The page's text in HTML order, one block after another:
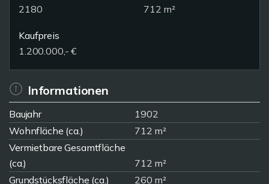
2180
712 m²
Kaufpreis
1.200.000,- €
Informationen
Baujahr
1902
Wohnfläche (ca.)
712 m²
Vermietbare Gesamtfläche
(ca.)
712 m²
Grundstücksfläche (ca.)
260 m²